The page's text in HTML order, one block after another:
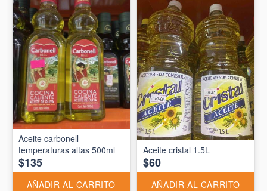
Aceite carbonell
temperaturas altas 500ml
$135
AÑADIR AL CARRITO
Aceite cristal 1.5L
$60
AÑADIR AL CARRITO